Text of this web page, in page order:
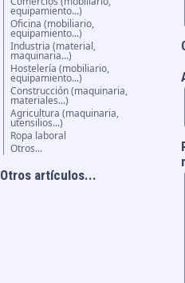
equipamiento...)
Oficina (mobiliario,
equipamiento...)
Industria (material,
maquinaria...)
Hostelería (mobiliario,
equipamiento...)
Construcción (maquinaria,
materiales...)
Agricultura (maquinaria,
utensilios...)
Ropa laboral
Otros...
Otros artículos...